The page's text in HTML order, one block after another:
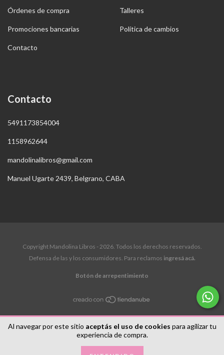
Al navegar por este sitio aceptás el uso de cookies para agilizar tu
experiencia de compra.
Órdenes de compra Talleres
Promociones bancarias Política de cambios
Contacto
Contacto
5491173854004
1158962644
mandolinalibros@gmail.com
Manuel Ugarte 2439, Belgrano, CABA
Copyright Mandolina Libros - 2026. Todos los derechos reservados.
Defensa de las y los consumidores. Para reclamos ingresá acá.
Botón de arrepentimiento